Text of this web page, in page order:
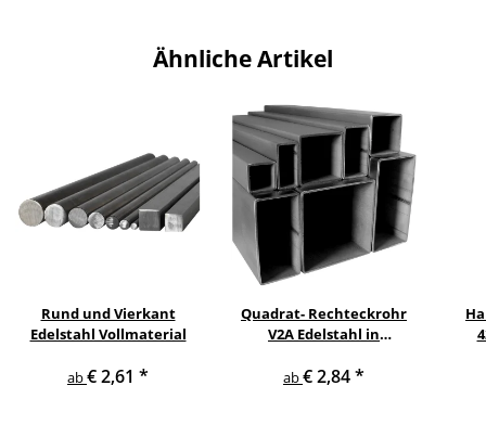
Ähnliche Artikel
Rund und Vierkant
Edelstahl Vollmaterial
ab€ 2,61 *
Quadrat- Rechteckrohr
V2A Edelstahl in
Querschnitten und
ab€ 2,84*